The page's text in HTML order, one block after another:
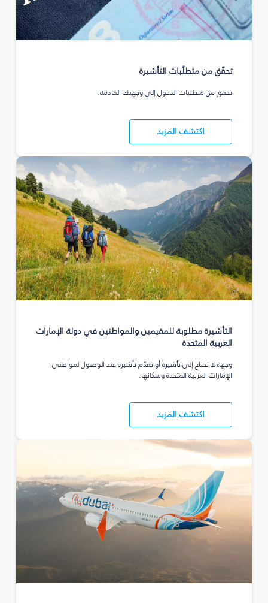
تحقّق من متطلّبات التأشيرة
تحقق من متطلبات الدخول إلى وجهتك القادمة.
اكتشف المزيد
التأشيرة مطلوبة للمقيمين والمواطنين في دولة الإمارات
العربية المتحدة
وجهة لا تحتاج إلى تأشيرة أو تقدّم تأشيرة عند الوصول لمواطني
الإمارات العربية المتحدة وسكانها.
اكتشف المزيد